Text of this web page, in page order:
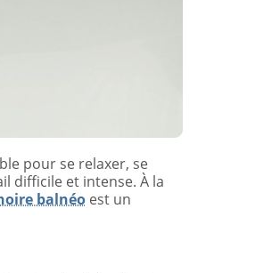
pour se relaxer, se
difficile et intense. À la
balnéo est un